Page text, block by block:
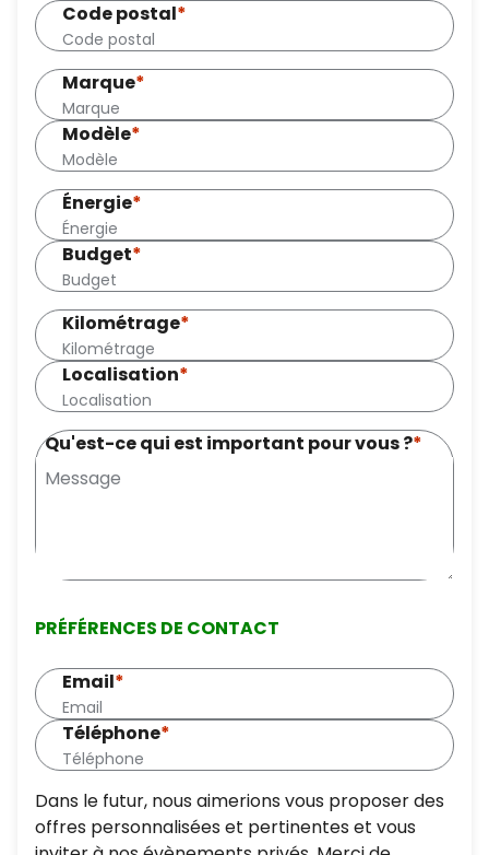
Code postal*
Marque*
Modèle*
Énergie*
Budget*
Kilométrage*
Localisation*
Qu'est-ce qui est important pour vous ?*
PRÉFÉRENCES DE CONTACT
Email*
Téléphone*
Dans le futur, nous aimerions vous proposer des
offres personnalisées et pertinentes et vous